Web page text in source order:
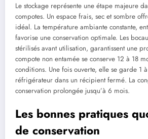
Le stockage représente une étape majeure
compotes. Un espace frais, sec et sombre
idéal. La température ambiante constante,
favorise une conservation optimale. Les
stérilisés avant utilisation, garantissent une
compote non entamée se conserve 12 à 18
conditions. Une fois ouverte, elle se garde 1
réfrigérateur dans un récipient fermé. La
conservation prolongée jusqu’à 6 mois.
Les bonnes pratiques
de conservation